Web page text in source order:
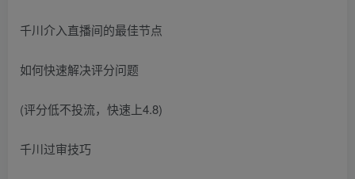
千川介入直播间的最佳节点
如何快速解决评分问题
(评分低不投流，快速上4.8)
千川过审技巧